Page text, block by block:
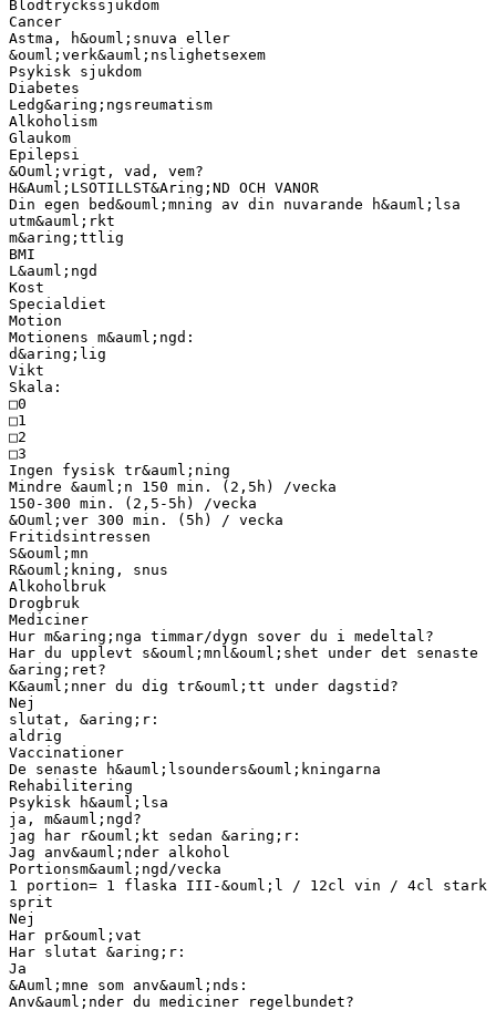
Blodtryckssjukdom
Cancer
Astma, h&ouml;snuva eller
&ouml;verk&auml;nslighetsexem
Psykisk sjukdom
Diabetes
Ledg&aring;ngsreumatism
Alkoholism
Glaukom
Epilepsi
&Ouml;vrigt, vad, vem?
H&Auml;LSOTILLST&Aring;ND OCH VANOR
Din egen bed&ouml;mning av din nuvarande h&auml;lsa
utm&auml;rkt
m&aring;ttlig
BMI
L&auml;ngd
Kost
Specialdiet
Motion
Motionens m&auml;ngd:
d&aring;lig
Vikt
Skala:
□0
□1
□2
□3
Ingen fysisk tr&auml;ning
Mindre &auml;n 150 min. (2,5h) /vecka
150-300 min. (2,5-5h) /vecka
&Ouml;ver 300 min. (5h) / vecka
Fritidsintressen
S&ouml;mn
R&ouml;kning, snus
Alkoholbruk
Drogbruk
Mediciner
Hur m&aring;nga timmar/dygn sover du i medeltal?
Har du upplevt s&ouml;mnl&ouml;shet under det senaste
&aring;ret?
K&auml;nner du dig tr&ouml;tt under dagstid?
Nej
slutat, &aring;r:
aldrig
Vaccinationer
De senaste h&auml;lsounders&ouml;kningarna
Rehabilitering
Psykisk h&auml;lsa
ja, m&auml;ngd?
jag har r&ouml;kt sedan &aring;r:
Jag anv&auml;nder alkohol
Portionsm&auml;ngd/vecka
1 portion= 1 flaska III-&ouml;l / 12cl vin / 4cl stark
sprit
Nej
Har pr&ouml;vat
Har slutat &aring;r:
Ja
&Auml;mne som anv&auml;nds:
Anv&auml;nder du mediciner regelbundet?